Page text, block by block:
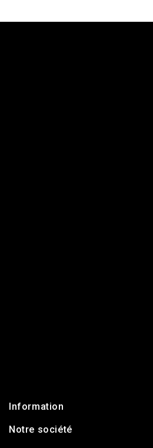
Information
Notre société